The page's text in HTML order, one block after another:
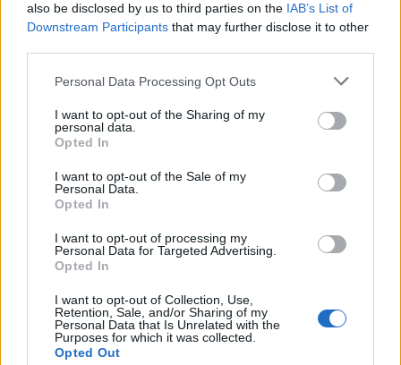
also be disclosed by us to third parties on the IAB’s List of
Downstream Participants that may further disclose it to other
Please note that this website/app uses one or more Google
not limited to your visit or usage behaviour. You may click to
grant or deny consent to Google and its third-party tags to
use your data for below specified purposes in below Google
consent section.
Personal Data Processing Opt Outs
I want to opt-out of the Sharing of my
personal data.
Opted In
I want to opt-out of the Sale of my
Personal Data.
Opted In
I want to opt-out of processing my
Personal Data for Targeted Advertising.
Opted In
I want to opt-out of Collection, Use,
Retention, Sale, and/or Sharing of my
Personal Data that Is Unrelated with the
Purposes for which it was collected.
Opted Out
7 έξυπνα tips για να φτιάξετε γρήγορα τη βαλίτσα
Η εξωτική παραλία της Πάργας που θα λατρέψετε